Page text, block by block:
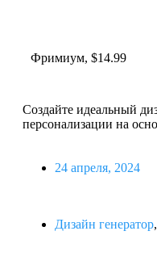
Фримиум, $14.99
Создайте идеальный
персонализации на
24 апреля, 2024
Дизайн генератор,